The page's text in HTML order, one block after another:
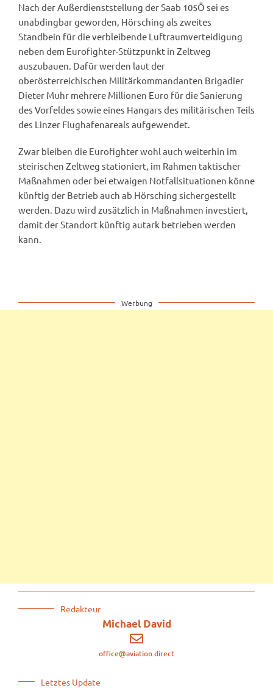
Redakteur
Michael David
office@aviation.direct
Letztes Update
Nach der Außerdienststellung der Saab 105Ö sei es
unabdingbar geworden, Hörsching als zweites
Standbein für die verbleibende Luftraumverteidigung
neben dem Eurofighter-Stützpunkt in Zeltweg
auszubauen. Dafür werden laut der
oberösterreichischen Militärkommandanten Brigadier
Dieter Muhr mehrere Millionen Euro für die Sanierung
des Vorfeldes sowie eines Hangars des militärischen Teils
des Linzer Flughafenareals aufgewendet.
Zwar bleiben die Eurofighter wohl auch weiterhin im
steirischen Zeltweg stationiert, im Rahmen taktischer
Maßnahmen oder bei etwaigen Notfallsituationen könne
künftig der Betrieb auch ab Hörsching sichergestellt
werden. Dazu wird zusätzlich in Maßnahmen investiert,
damit der Standort künftig autark betrieben werden
kann.
Werbung